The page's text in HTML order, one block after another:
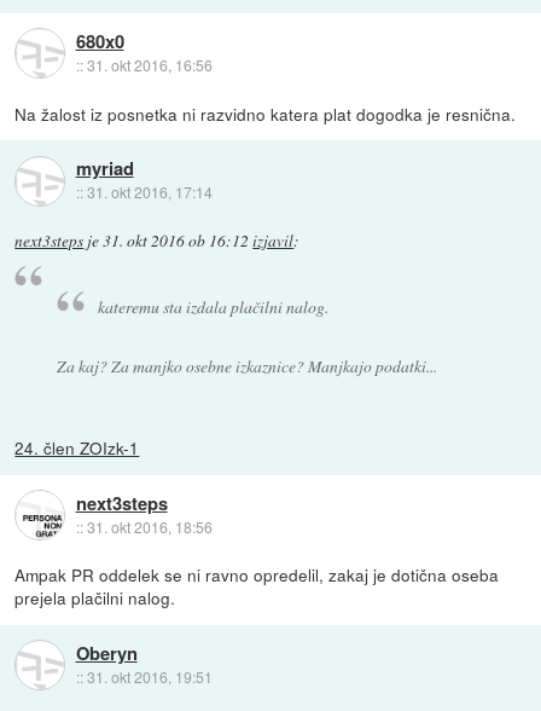
680x0
::31. okt 2016, 16:56
Na žalost iz posnetka ni razvidno katera plat dogodka je resnična.
myriad
::31. okt 2016, 17:14
next3steps je31. okt 2016 ob 16:12 izjavil:
kateremu sta izdala plačilni nalog.
Za kaj? Za manjko osebne izkaznice? Manjkajo podatki...
24. člen ZOIzk-1
next3steps
::31. okt 2016, 18:56
Ampak PR oddelek se ni ravno opredelil, zakaj je dotična oseba
prejela plačilni nalog.
Oberyn
::31. okt 2016, 19:51